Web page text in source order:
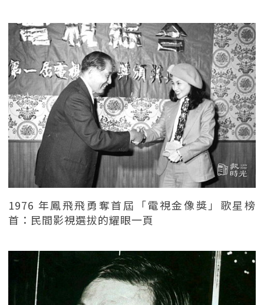
1976 年鳳飛飛勇奪首屆「電視金像獎」歌星榜
首：民間影視選拔的耀眼一頁